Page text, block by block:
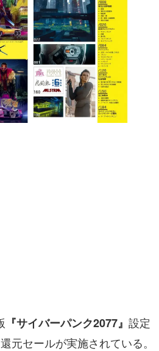
た日本語
技」「ラスボス」… ゲームにまつわる言葉
遷を、コンピューター文化史研究家・タ
調査。
『サイバーパンク2077』 設定
元セールが実施されている。